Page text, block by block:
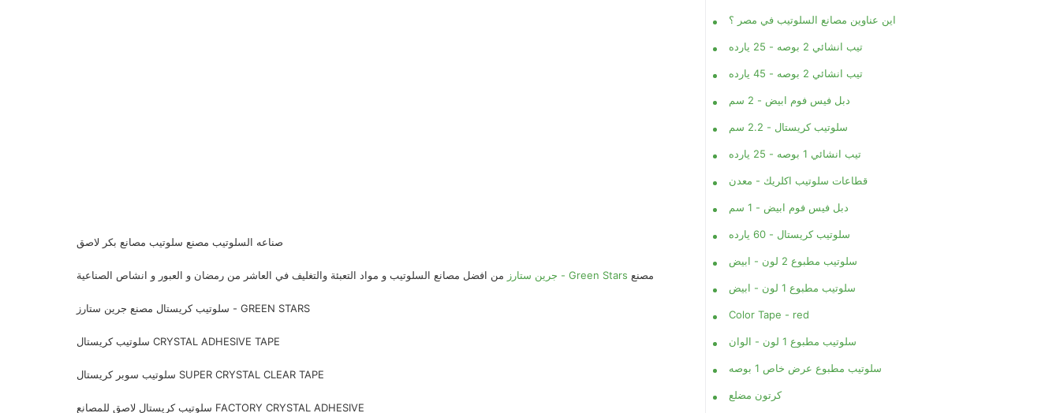
صناعه السلوتيب مصنع سلوتيب مصانع بكر لاصق
مصنع جرين ستارز - Green Stars من افضل مصانع السلوتيب و مواد التعبئة والتغليف في العاشر من رمضان و العبور و انشاص الصناعية
سلوتيب كريستال مصنع جرين ستارز - GREEN STARS
سلوتيب كريستال CRYSTAL ADHESIVE TAPE
سلوتيب سوبر كريستال SUPER CRYSTAL CLEAR TAPE
سلوتيب كريستال لاصق للمصانع FACTORY CRYSTAL ADHESIVE
اين عناوين مصانع السلوتيب في مصر ؟
تيب انشائي 2 بوصه - 25 يارده
تيب انشائي 2 بوصه - 45 يارده
دبل فيس فوم ابيض - 2 سم
سلوتيب كريستال - 2.2 سم
تيب انشائي 1 بوصه - 25 يارده
قطاعات سلوتيب اكلريك - معدن
دبل فيس فوم ابيض - 1 سم
سلوتيب كريستال - 60 يارده
سلوتيب مطبوع 2 لون - ابيض
سلوتيب مطبوع 1 لون - ابيض
Color Tape - red
سلوتيب مطبوع 1 لون - الوان
سلوتيب مطبوع عرض خاص 1 بوصه
كرتون مضلع